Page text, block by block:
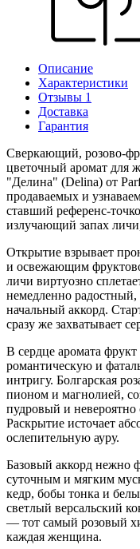
Описание
Характеристики
Отзывы 1
Доставка
Гарантия
Сверкающий, розово-
цветочный аромат для
"Делина" (Delina) от
продаваемых и
ставший референс-
излучающий запах
Открытие взрывает
и освежающим
личи виртуозно
немедленно
начальный аккорд.
сразу же захватывает
В сердце аромата
романтическую и
интригу. Болгарская
пионом и магнолией,
пудровый и невероятно
Раскрытие источает
ослепительную ауру.
Базовый аккорд нежно
суточным и мягким
кедр, бобы тонка и
светлый версальский
— тот самый розовый
каждая женщина.